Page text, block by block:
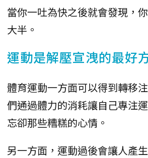
當你一吐為快之後就會發現，
大半。
運動是解壓宣洩的最好
體育運動一方面可以得到轉移
們通過體力的消耗讓自己專注
忘卻那些糟糕的心情。
另一方面，運動過後會讓人產